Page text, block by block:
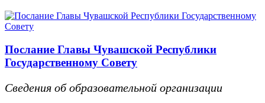
Послание Главы Чувашской Республики
Государственному Совету
Сведения об образовательной организации